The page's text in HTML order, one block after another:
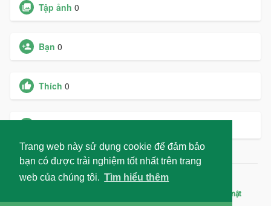
Trang web này sử dụng cookie để đảm bảo
bạn có được trải nghiệm tốt nhất trên trang
web của chúng tôi. Tìm hiểu thêm
Tập ảnh 0
Bạn 0
Thích 0
© 2026 Liên Minh Doanh Nghiệp
Chính sách bảo mật
Điều khoản sử dụng
Blog